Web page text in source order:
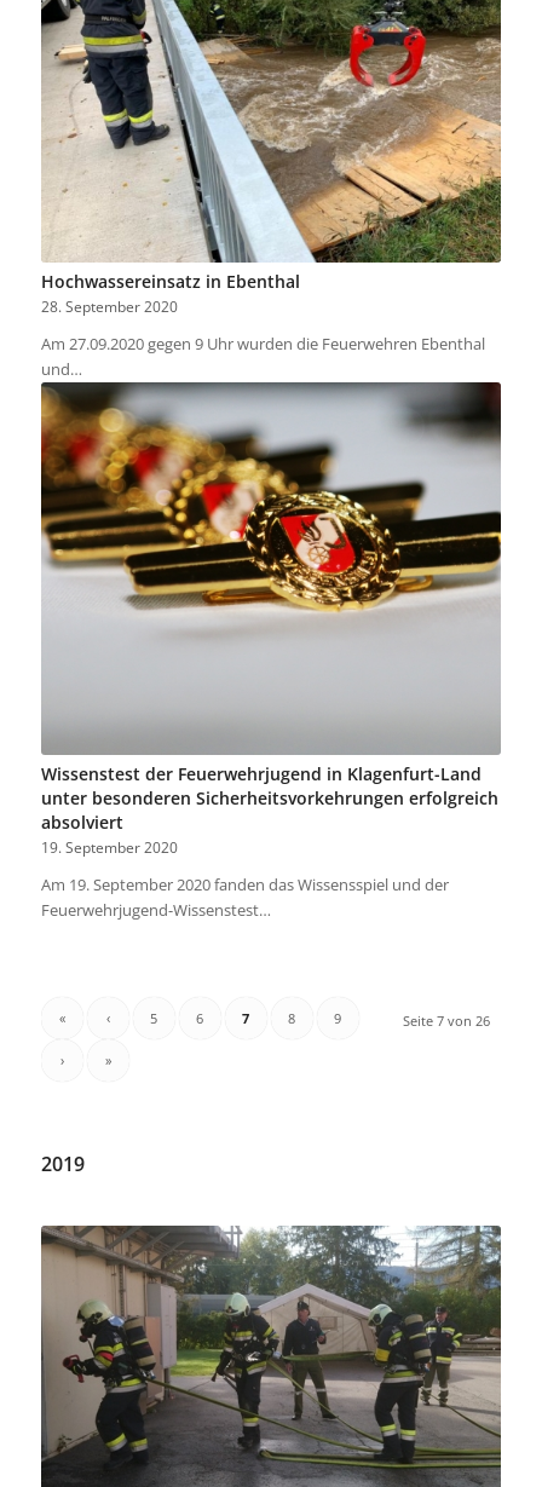
Hochwassereinsatz in Ebenthal
28. September 2020
Am 27.09.2020 gegen 9 Uhr wurden die Feuerwehren Ebenthal
und…
Wissenstest der Feuerwehrjugend in Klagenfurt-Land
unter besonderen Sicherheitsvorkehrungen erfolgreich
absolviert
19. September 2020
Am 19. September 2020 fanden das Wissensspiel und der
Feuerwehrjugend-Wissenstest…
Seite 7 von 26
« ‹ 5 6 7 8 9
› »
2019